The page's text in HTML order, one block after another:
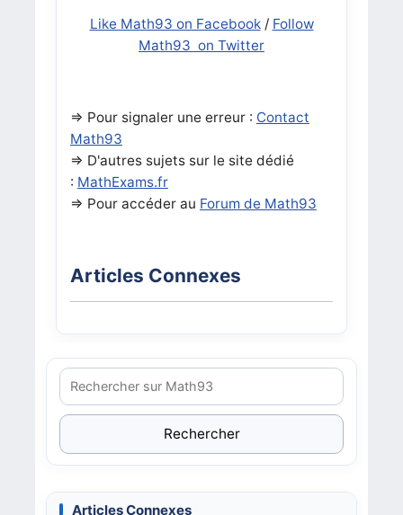
Like Math93 on Facebook/ Follow
Math93 on Twitter
=> Pour signaler une erreur : Contact
Math93
=> D'autres sujets sur le site dédié
: MathExams.fr
=> Pour accéder au Forum de Math93
Articles Connexes
Rechercher
Articles Connexes